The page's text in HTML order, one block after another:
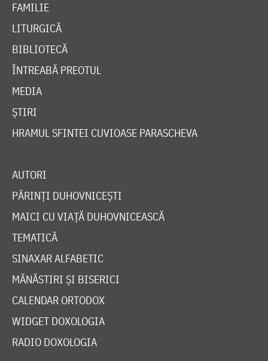
FAMILIE
LITURGICĂ
BIBLIOTECĂ
ÎNTREABĂ PREOTUL
MEDIA
ȘTIRI
HRAMUL SFINTEI CUVIOASE PARASCHEVA
AUTORI
PĂRINȚI DUHOVNICEȘTI
MAICI CU VIAȚĂ DUHOVNICEASCĂ
TEMATICĂ
SINAXAR ALFABETIC
MĂNĂSTIRI ȘI BISERICI
CALENDAR ORTODOX
WIDGET DOXOLOGIA
RADIO DOXOLOGIA